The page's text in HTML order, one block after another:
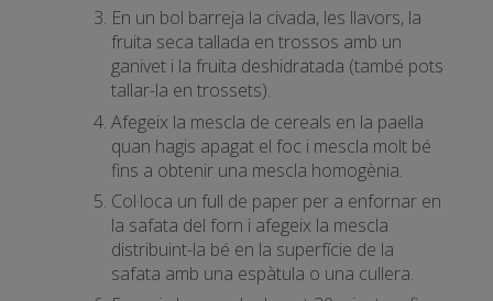
En un bol barreja la civada, les llavors, la
fruita seca tallada en trossos amb un
ganivet i la fruita deshidratada (també pots
tallar-la en trossets).
Afegeix la mescla de cereals en la paella
quan hagis apagat el foc i mescla molt bé
fins a obtenir una mescla homogènia.
Col·loca un full de paper per a enfornar en
la safata del forn i afegeix la mescla
distribuint-la bé en la superfície de la
safata amb una espàtula o una cullera.